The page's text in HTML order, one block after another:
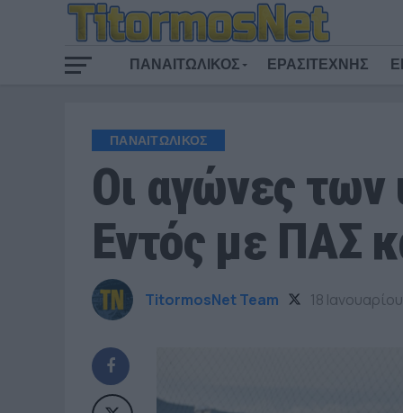
ΠΑΝΑΙΤΩΛΙΚΟΣ ΕΡΑΣΙΤΕΧΝΗΣ
ΠΑΝΑΙΤΩΛΙΚΟΣ
Οι αγώνες
Εντός με ΠΑΣ
TitormosNet Team 18